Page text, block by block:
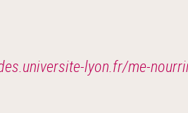
lyon.fr/me-